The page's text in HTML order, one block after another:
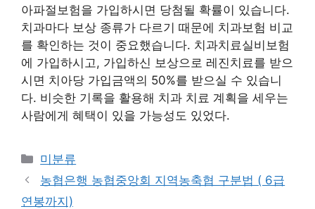
아파절보험을 가입하시면 당첨될 확률이 있습니다.
치과마다 보상 종류가 다르기 때문에 치과보험 비교
를 확인하는 것이 중요했습니다. 치과치료실비보험
에 가입하시고, 가입하신 보상으로 레진치료를 받으
시면 치아당 가입금액의 50%를 받으실 수 있습니
다. 비슷한 기록을 활용해 치과 치료 계획을 세우는
사람에게 혜택이 있을 가능성도 있었다.
Categories
미분류
농협은행 농협중앙회 지역농축협 구분법 ( 6급
연봉까지)